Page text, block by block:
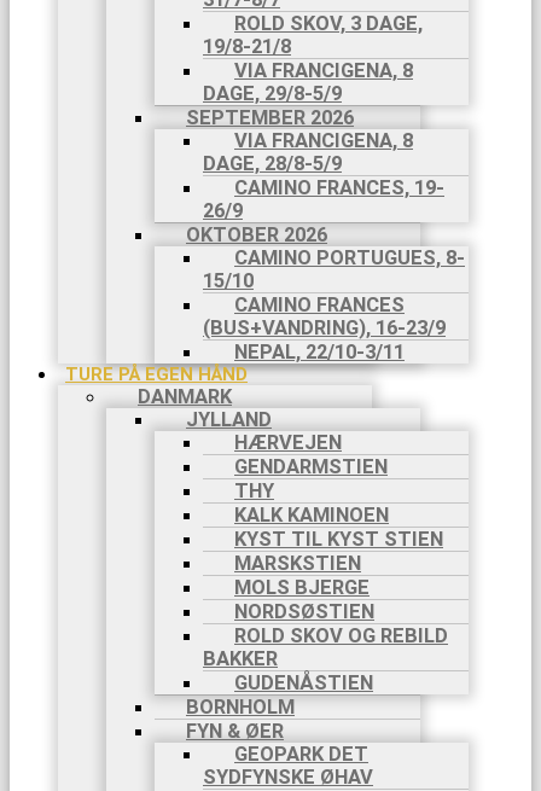
ROLD SKOV, 3 DAGE,
19/8-21/8
VIA FRANCIGENA, 8
DAGE, 29/8-5/9
SEPTEMBER 2026
VIA FRANCIGENA, 8
DAGE, 28/8-5/9
CAMINO FRANCES, 19-
26/9
OKTOBER 2026
CAMINO PORTUGUES, 8-
15/10
CAMINO FRANCES
(BUS+VANDRING), 16-23/9
NEPAL, 22/10-3/11
TURE PÅ EGEN HÅND
DANMARK
JYLLAND
HÆRVEJEN
GENDARMSTIEN
THY
KALK KAMINOEN
KYST TIL KYST STIEN
MARSKSTIEN
MOLS BJERGE
NORDSØSTIEN
ROLD SKOV OG REBILD
BAKKER
GUDENÅSTIEN
BORNHOLM
FYN & ØER
GEOPARK DET
SYDFYNSKE ØHAV